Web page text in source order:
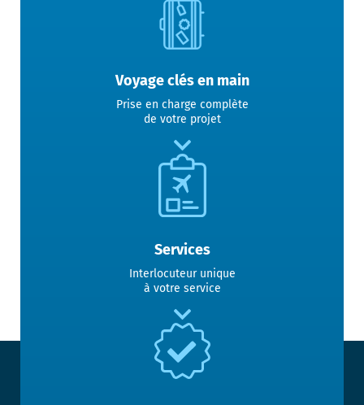
Voyage clés en main
Prise en charge complète
de votre projet
Services
Interlocuteur unique
à votre service